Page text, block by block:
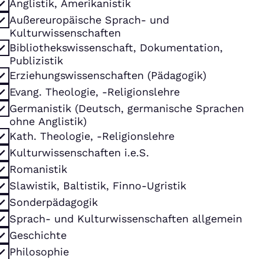
Anglistik, Amerikanistik
Außereuropäische Sprach- und
Kulturwissenschaften
Bibliothekswissenschaft, Dokumentation,
Publizistik
Erziehungswissenschaften (Pädagogik)
Evang. Theologie, -Religionslehre
Germanistik (Deutsch, germanische Sprachen
ohne Anglistik)
Kath. Theologie, -Religionslehre
Kulturwissenschaften i.e.S.
Romanistik
Slawistik, Baltistik, Finno-Ugristik
Sonderpädagogik
Sprach- und Kulturwissenschaften allgemein
Geschichte
Philosophie